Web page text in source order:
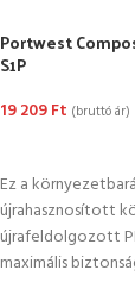
Portwest
S1P
19 209Ft (bruttó ár)
Ez a
újrahasznosított
újrafeldolgozott
maximális